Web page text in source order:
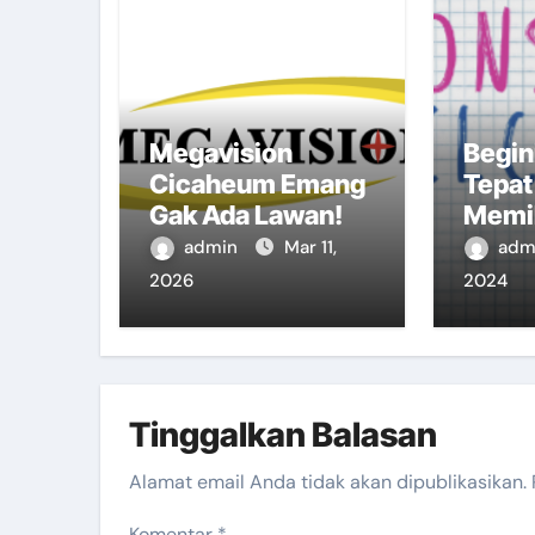
Megavision
Cicaheum Emang
Gak Ada Lawan!
admin
Mar 11,
2026
2024
Tinggalkan Balasan
Alamat email Anda tidak akan dipublikasikan.